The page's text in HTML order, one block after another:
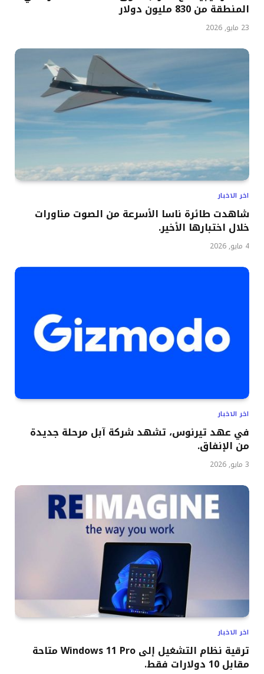
المنطقة من 830 مليون دولار
23 مايو, 2026
اخر الاخبار
شاهدت طائرة ناسا الأسرعة من الصوت مناورات
خلال اختبارها الأخير.
4 مايو, 2026
اخر الاخبار
في عهد تيرنوس، تشهد شركة آبل مرحلة جديدة
من الإنفاق.
3 مايو, 2026
اخر الاخبار
ترقية نظام التشغيل إلى Windows 11 Pro متاحة
مقابل 10 دولارات فقط.